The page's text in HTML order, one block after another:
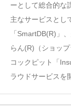
ーとして総合的な
主なサービスとし
「SmartDB(R)」
らん(R)（ショッ
コックピット「
ラウドサービスを